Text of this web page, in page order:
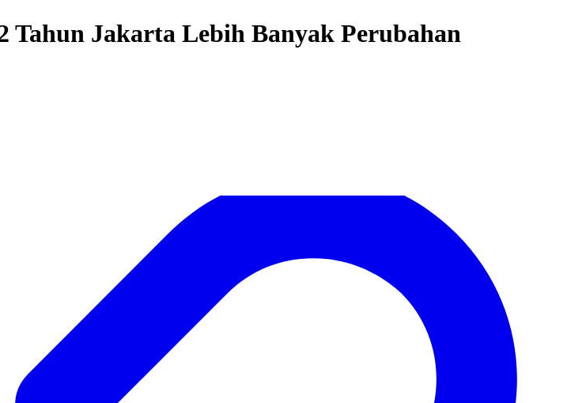
Jakarta Lebih Banyak Perubahan